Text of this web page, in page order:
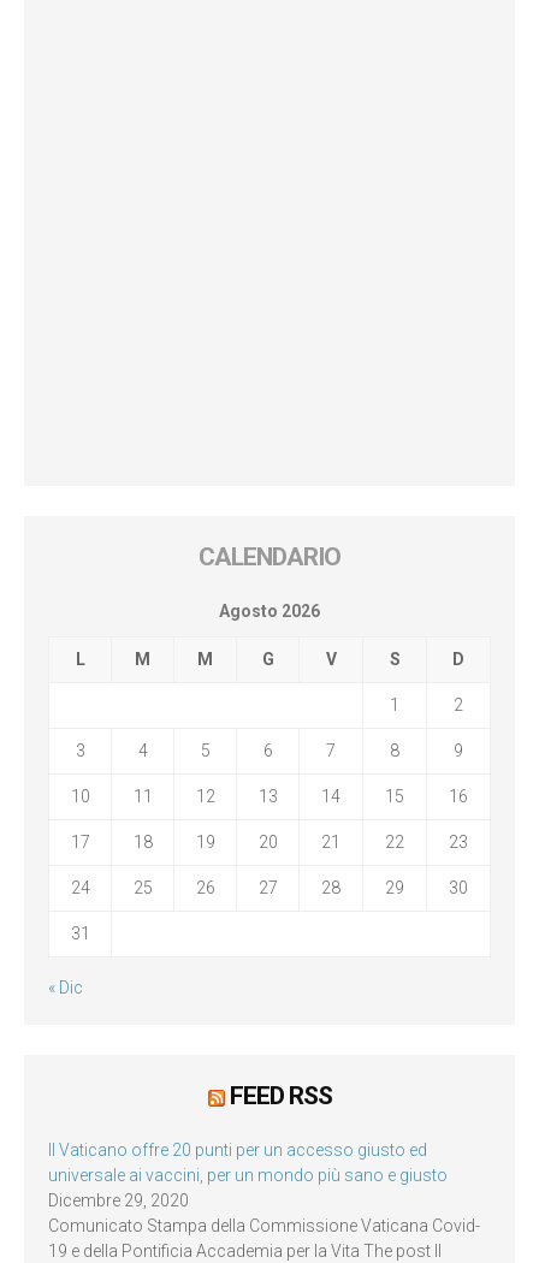
CALENDARIO
Agosto 2026
L M M G V S D
1 2
3 4 5 6 7 8 9
10 11 12 13 14 15 16
17 18 19 20 21 22 23
24 25 26 27 28 29 30
31
« Dic
FEED RSS
Il Vaticano offre 20 punti per un accesso giusto ed
universale ai vaccini, per un mondo più sano e giusto
Dicembre 29, 2020
Comunicato Stampa della Commissione Vaticana Covid-
19 e della Pontificia Accademia per la Vita The post Il